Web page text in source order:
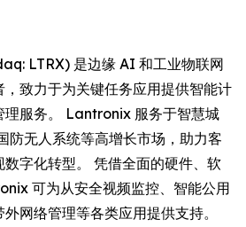
LTRX) 是边缘 AI 和工业物联网
致力于为关键任务应用提供智能计
理服务。 Lantronix 服务于智慧城
防无人系统等高增长市场，助力客
数字化转型。 凭借全面的硬件、软
可为从安全视频监控、智能公用
网络管理等各类应用提供支持。